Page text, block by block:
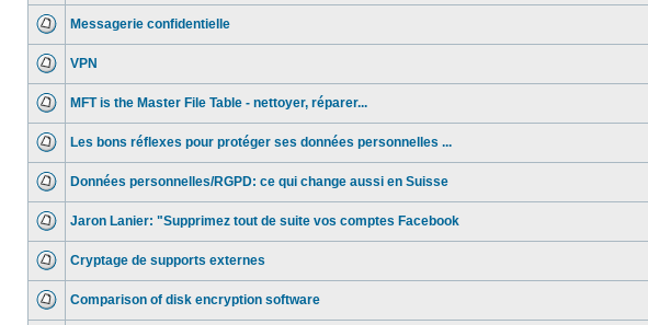
Messagerie confidentielle
VPN
MFT is the Master File Table - nettoyer, réparer...
Les bons réflexes pour protéger ses données personnelles ...
Données personnelles/RGPD: ce qui change aussi en Suisse
Jaron Lanier: "Supprimez tout de suite vos comptes Facebook
Cryptage de supports externes
Comparison of disk encryption software